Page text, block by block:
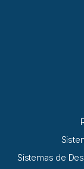
Sistemas de